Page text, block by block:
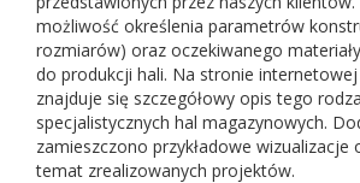
możliwość określenia parametrów
rozmiarów) oraz oczekiwanego
do produkcji hali. Na stronie
znajduje się szczegółowy opis tego
specjalistycznych hal magazynowych.
zamieszczono przykładowe wizualizacje
temat zrealizowanych projektów.